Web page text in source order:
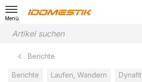
Menü
Berichte
Berichte Laufen, Wandern Dynafit